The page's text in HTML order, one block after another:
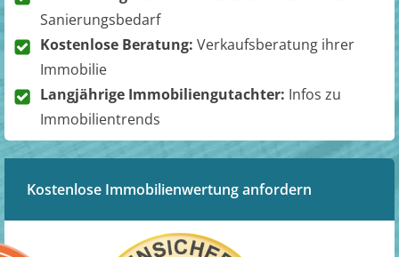
Sanierungsbedarf
Kostenlose Beratung: Verkaufsberatung ihrer
Immobilie
Langjährige Immobiliengutachter: Infos zu
Immobilientrends
Kostenlose Immobilienwertung anfordern